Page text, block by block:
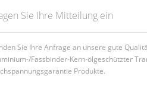
Sie Ihre Mitteilung ein